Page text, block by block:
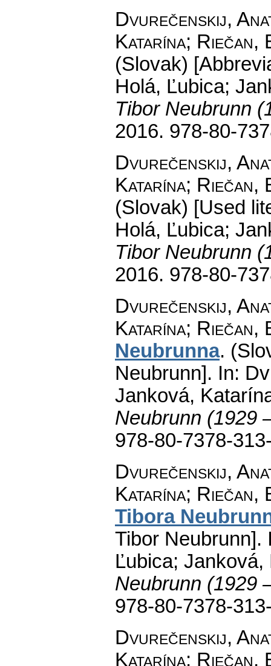
Dvurečenskij,
Katarína; Riečan,
(Slovak)
Holá, Ľubica;
Tibor Neubrunn
2016. 978-80-
Dvurečenskij,
Katarína; Riečan,
(Slovak) [Used
Holá, Ľubica;
Tibor Neubrunn
2016. 978-80-
Dvurečenskij,
Katarína; Riečan,
Neubrunna.
Neubrunn]. In:
Janková,
Neubrunn (1929
978-80-7378-
Dvurečenskij,
Katarína; Riečan,
Tibora
Tibor Neubrunn].
Ľubica;
Neubrunn (1929
978-80-7378-
Dvurečenskij,
Katarína; Riečan,